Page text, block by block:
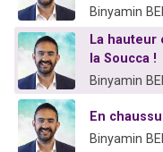
Binyamin
La hauteur
la Soucca !
Binyamin
En
Binyamin